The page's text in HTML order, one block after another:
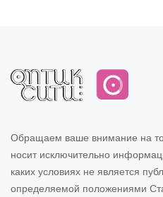
Обращаем ваше внимание на
носит исключительно
каких условиях не является
определяемой положениями